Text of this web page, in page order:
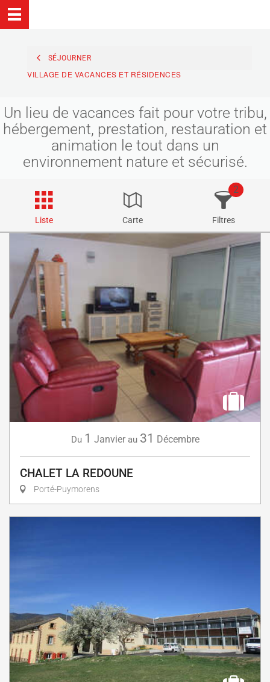
SÉJOURNER
VILLAGE DE VACANCES ET RÉSIDENCES
Un lieu de vacances fait pour votre tribu,
hébergement, prestation, restauration et
animation le tout dans un
environnement nature et sécurisé.
Liste Carte Filtres
2
Du 1 Janvier au 31 Décembre
CHALET LA REDOUNE
Porté-Puymorens